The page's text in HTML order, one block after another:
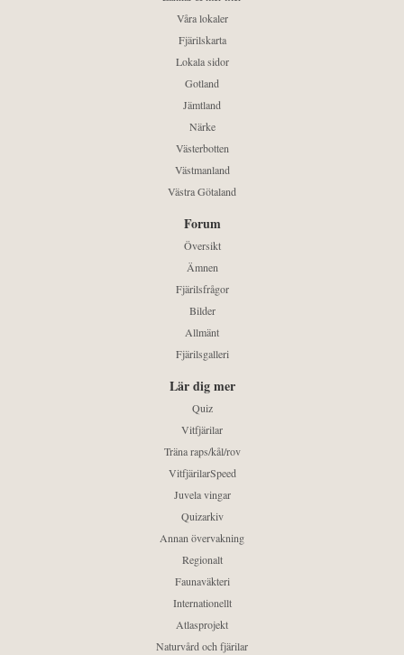
Våra lokaler
Fjärilskarta
Lokala sidor
Gotland
Jämtland
Närke
Västerbotten
Västmanland
Västra Götaland
Forum
Översikt
Ämnen
Fjärilsfrågor
Bilder
Allmänt
Fjärilsgalleri
Lär dig mer
Quiz
Vitfjärilar
Träna raps/kål/rov
VitfjärilarSpeed
Juvela vingar
Quizarkiv
Annan övervakning
Regionalt
Faunaväkteri
Internationellt
Atlasprojekt
Naturvård och fjärilar